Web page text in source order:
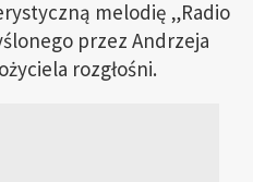
melodię „Radio
przez Andrzeja
rozgłośni.